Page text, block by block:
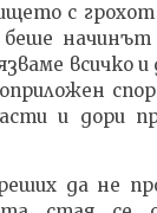
с
всичко
и дори
да не